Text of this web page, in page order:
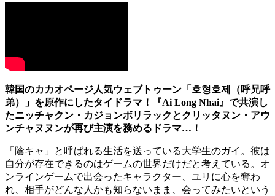
韓国のカカオページ人気ウェブトゥーン「 호형호제（呼兄呼
弟）」を原作にしたタイドラマ！『Ai Long Nhai』で共演し
たニッチャクン・カジョンボリラックとクリッタヌン・アウ
ンチャヌヌンが再び主演を務めるドラマ…！
「陰キャ」と呼ばれる生活を送っている大学生のガイ。彼は
自分が存在できるのはゲームの世界だけだと考えている。オ
ンラインゲームで出会ったキャラクター、ユリに心を奪わ
れ、相手がどんな人かも知らないまま、会ってみたいという